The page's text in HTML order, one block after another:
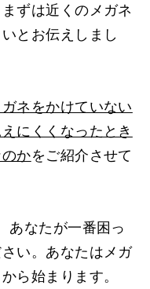
ずは近くのメガネ
とお伝えしまし
ネをかけていない
にくくなったとき
かをご紹介させて
あなたが一番困っ
い。あなたはメガ
ら始まります。